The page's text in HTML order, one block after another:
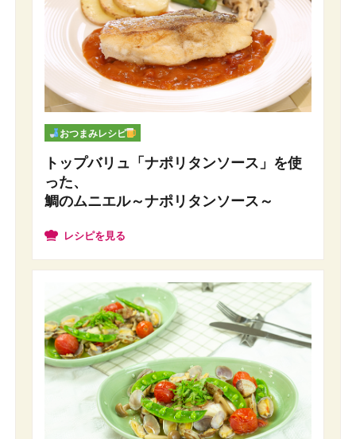
おつまみレシピ
トップバリュ「ナポリタンソース」を使
った、
鯛のムニエル～ナポリタンソース～
レシピを見る